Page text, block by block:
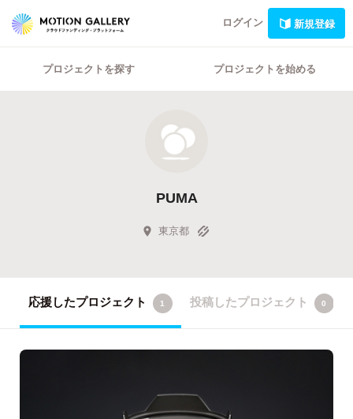
ログイン 新規登録
プロジェクトを探す プロジェクトを始める
PUMA
東京都
応援したプロジェクト 1 投稿したプロジェクト 0